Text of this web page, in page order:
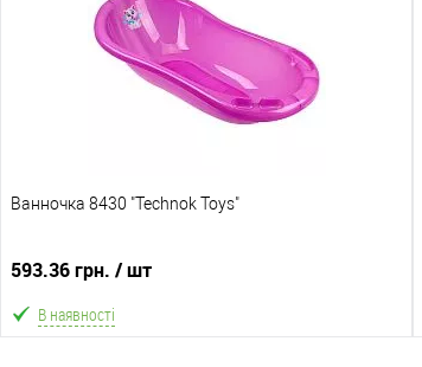
В обране Порівняння
Склад зберігання
Відправка тільки Новою поштою протягом 2-5 днів
Ванночка 8430 "Technok Toys"
593.36 грн. / шт
В наявності